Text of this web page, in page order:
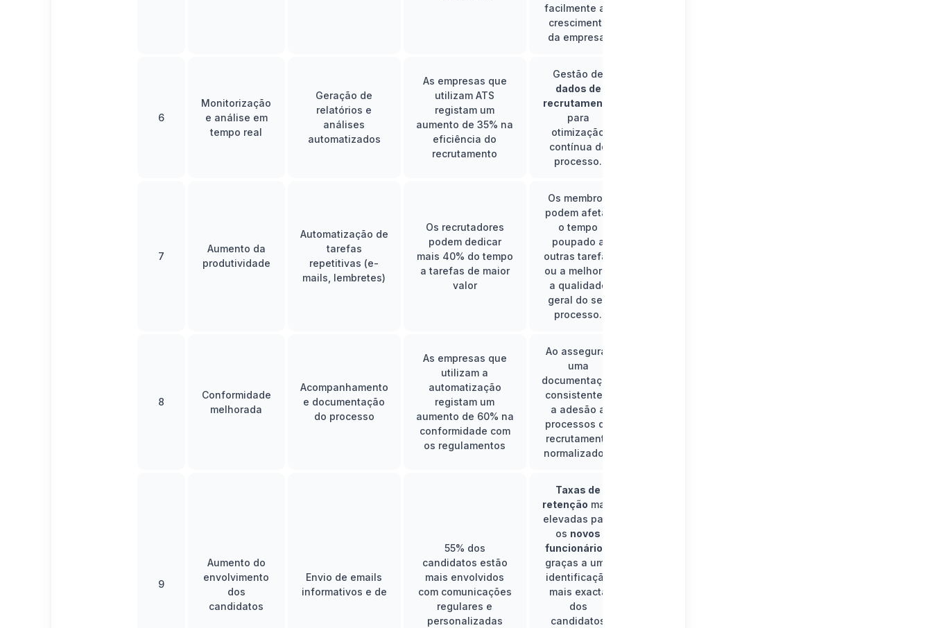
facilmente ao
crescimento
da empresa.
6
Monitorização
e análise em
tempo real
Geração de
relatórios e
análises
automatizados
As empresas que
utilizam ATS
registam um
aumento de 35% na
eficiência do
recrutamento
Gestão de
dados de
recrutamento
para
otimização
contínua do
processo.
7
Aumento da
produtividade
Automatização de
tarefas
repetitivas (e-
mails, lembretes)
Os recrutadores
podem dedicar
mais 40% do tempo
a tarefas de maior
valor
Os membros
podem afetar
o tempo
poupado a
outras tarefas
ou a melhorar
a qualidade
geral do seu
processo.
8
Conformidade
melhorada
Acompanhamento
e documentação
do processo
As empresas que
utilizam a
automatização
registam um
aumento de 60% na
conformidade com
os regulamentos
Ao assegurar
uma
documentação
consistente e
a adesão a
processos de
recrutamento
normalizados.
9
Aumento do
envolvimento
dos
candidatos
Envio de emails
informativos e de
55% dos
candidatos estão
mais envolvidos
com comunicações
regulares e
personalizadas
Taxas de
retenção mais
elevadas para
os novos
funcionários
graças a uma
identificação
mais exacta
dos
candidatos